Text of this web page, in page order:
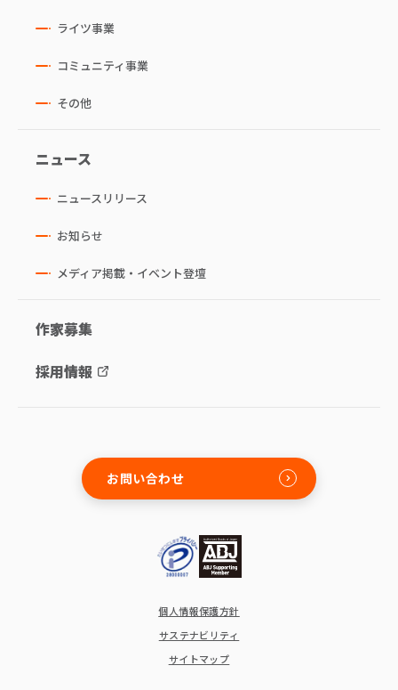
ライツ事業
コミュニティ事業
その他
ニュース
ニュースリリース
お知らせ
メディア掲載・イベント登壇
作家募集
採用情報
お問い合わせ
個人情報保護方針
サステナビリティ
サイトマップ